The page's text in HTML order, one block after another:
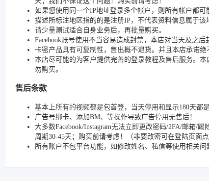
如果您使用同一个IP地址登录多个帐户，则所有帐户都可
描述所标注地区指的的是注册IP，不代表资料信息属于该
请少量测试适合自身业务后，再批量购买。
Facebook账号使用不当容易造成封禁，本店对当天及之后
卡密产品具有可复制性，售出概不退货。并且本店承诺绝
本店尽可能的为客户提供完善的登录教程及售后服务。
勿购买。
售后条款
基本上所有的视频都是包首登，当天停用和显示180天都是
广告号绑卡、添加BM、等操作导致广告停用无售后！
大多数Facebook/Instagram无法立即更改密码/2FA/邮箱/
周期30-45天；购买前请考虑！（非要改密可在登陆页面
所有账户不包平台功能，如修改姓名、私信等使用相关问